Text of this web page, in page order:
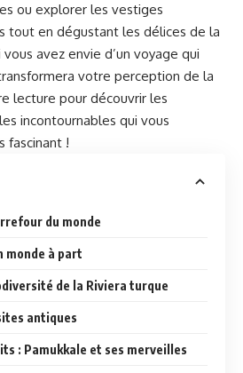
ou explorer les vestiges
tout en dégustant les délices de la
avez envie d’un voyage qui
votre perception de la
lecture pour découvrir les
incontournables qui vous
fascinant !
du monde
monde à part
de la Riviera turque
antiques
: Pamukkale et ses merveilles